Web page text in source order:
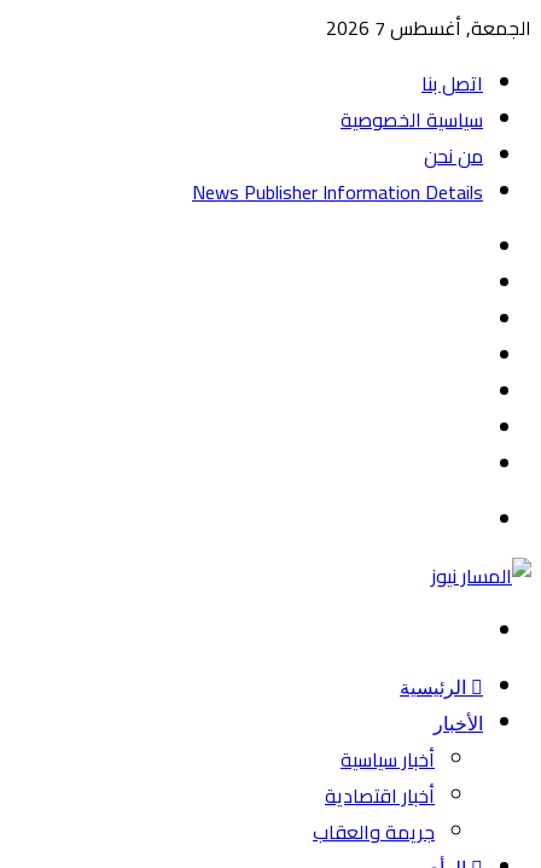
الجمعة, أغسطس 7 2026
اتصل بنا
سياسية الخصوصية
من نحن
News Publisher Information Details
الرئيسية
الأخبار
أخبار سياسية
أخبار اقتصادية
جريمة والعقاب